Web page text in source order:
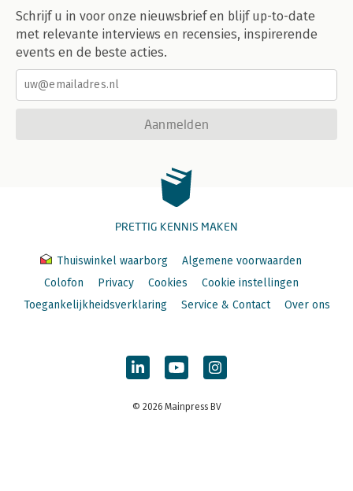
Schrijf u in voor onze nieuwsbrief en blijf up-to-date
met relevante interviews en recensies, inspirerende
events en de beste acties.
Aanmelden
PRETTIG KENNIS MAKEN
Thuiswinkel waarborg
Algemene voorwaarden
Colofon
Privacy Cookies
Cookie instellingen
Toegankelijkheidsverklaring
Service & Contact Over ons
© 2026 Mainpress BV